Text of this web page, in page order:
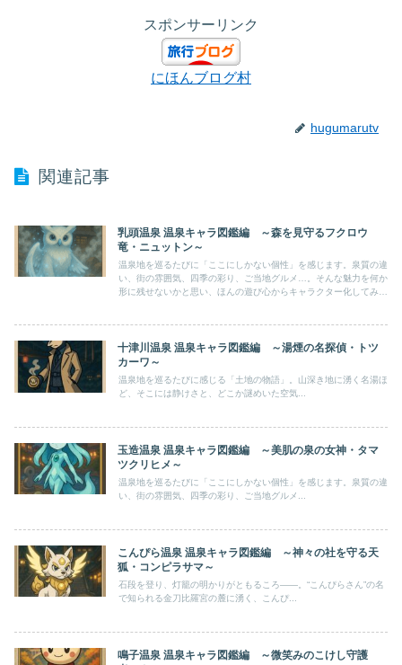
スポンサーリンク
にほんブログ村
hugumarutv
関連記事
乳頭温泉 温泉キャラ図鑑編 ～森を見守るフクロウ
竜・ニュットン～
温泉地を巡るたびに「ここにしかない個性」を感じます。泉質の違
い、街の雰囲気、四季の彩り、ご当地グルメ…。そんな魅力を何か
形に残せないかと思い、ほんの遊び心からキャラクター化してみま
十津川温泉 温泉キャラ図鑑編 ～湯煙の名探偵・トツ
カーワ～
温泉地を巡るたびに感じる「土地の物語」。山深き地に湧く名湯ほ
ど、そこには静けさと、どこか謎めいた空気...
玉造温泉 温泉キャラ図鑑編 ～美肌の泉の女神・タマ
ツクリヒメ～
温泉地を巡るたびに「ここにしかない個性」を感じます。泉質の違
い、街の雰囲気、四季の彩り、ご当地グルメ...
こんぴら温泉 温泉キャラ図鑑編 ～神々の社を守る天
狐・コンピラサマ～
石段を登り、灯籠の明かりがともるころ——。“こんぴらさん”の名
で知られる金刀比羅宮の麓に湧く、こんぴ...
鳴子温泉 温泉キャラ図鑑編 ～微笑みのこけし守護